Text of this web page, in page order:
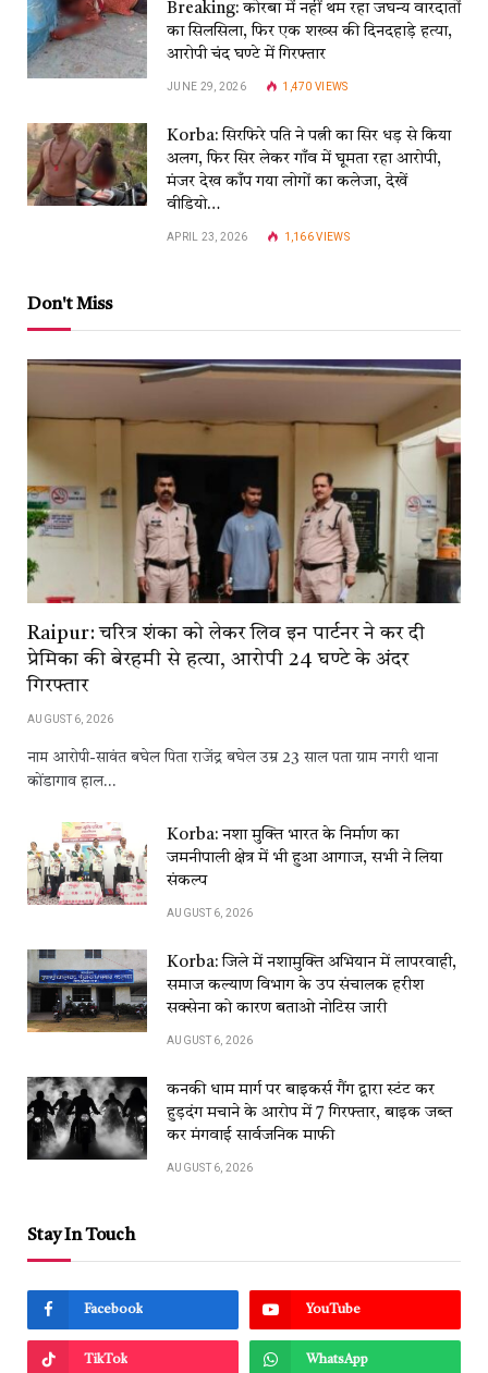
Breaking: कोरबा में नहीं थम रहा जघन्य वारदातों
का सिलसिला, फिर एक शख्स की दिनदहाड़े हत्या,
आरोपी चंद घण्टे में गिरफ्तार
JUNE 29, 2026 1,470VIEWS
Korba: सिरफिरे पति ने पत्नी का सिर धड़ से किया
अलग, फिर सिर लेकर गाँव में घूमता रहा आरोपी,
मंजर देख काँप गया लोगों का कलेजा, देखें
वीडियो…
APRIL 23, 2026 1,166VIEWS
Don't Miss
Raipur: चरित्र शंका को लेकर लिव इन पार्टनर ने कर दी
प्रेमिका की बेरहमी से हत्या, आरोपी 24 घण्टे के अंदर
गिरफ्तार
AUGUST 6, 2026
नाम आरोपी-सावंत बघेल पिता राजेंद्र बघेल उम्र 23 साल पता ग्राम नगरी थाना
कोंडागाव हाल…
Korba: नशा मुक्ति भारत के निर्माण का
जमनीपाली क्षेत्र में भी हुआ आगाज, सभी ने लिया
संकल्प
AUGUST 6, 2026
Korba: जिले में नशामुक्ति अभियान में लापरवाही,
समाज कल्याण विभाग के उप संचालक हरीश
सक्सेना को कारण बताओ नोटिस जारी
AUGUST 6, 2026
कनकी धाम मार्ग पर बाइकर्स गैंग द्वारा स्टंट कर
हुड़दंग मचाने के आरोप में 7 गिरफ्तार, बाइक जब्त
कर मंगवाई सार्वजनिक माफी
AUGUST 6, 2026
Stay In Touch
Facebook YouTube
TikTok WhatsApp